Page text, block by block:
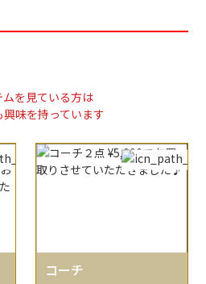
ムを見ている方は
興味を持っています
コーチ